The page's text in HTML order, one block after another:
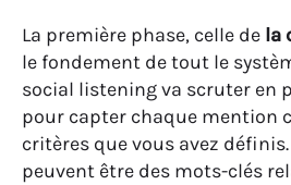
La première phase, celle de la
le fondement de tout le
social listening va scruter en
pour capter chaque mention
critères que vous avez
peuvent être des mots-clés